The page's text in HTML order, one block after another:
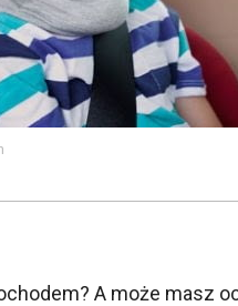
A może masz